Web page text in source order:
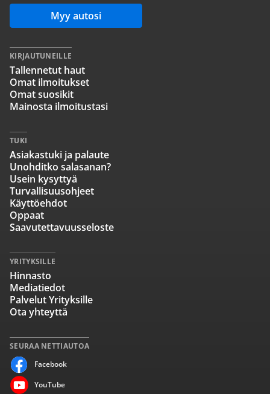
Myy autosi
SEURAA NETTIAUTOA
Facebook
YouTube
KIRJAUTUNEILLE
Tallennetut haut
Omat ilmoitukset
Omat suosikit
Mainosta ilmoitustasi
TUKI
Asiakastuki ja palaute
Unohditko salasanan?
Usein kysyttyä
Turvallisuusohjeet
Käyttöehdot
Oppaat
Saavutettavuusseloste
YRITYKSILLE
Hinnasto
Mediatiedot
Palvelut Yrityksille
Ota yhteyttä